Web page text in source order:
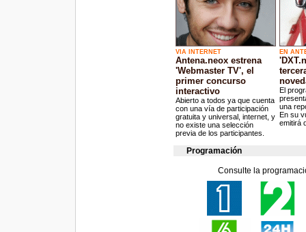
VIA INTERNET
Antena.neox estrena
'Webmaster TV', el
primer concurso
interactivo
Abierto a todos ya que cuenta
con una vía de participación
gratuita y universal, internet, y
no existe una selección
previa de los participantes.
EN
El
una
En su
emitirá
Programación
Consulte la